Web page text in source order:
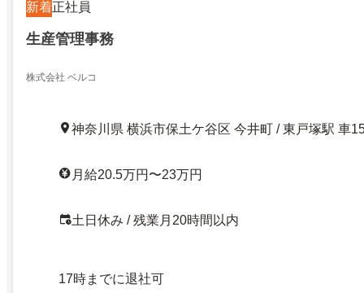
新着正社員
生産管理事務
株式会社 ベルコ
神奈川県 横浜市保土ケ谷区 今井町 / 東戸塚駅 車
月給20.5万円〜23万円
土日休み / 残業月20時間以内
17時までに退社可